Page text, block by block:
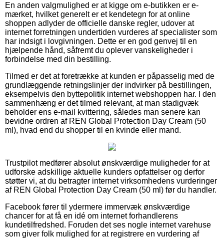
En anden valgmulighed er at kigge om e-butikken er e-
mærket, hvilket generelt er et kendetegn for at online
shoppen adlyder de officielle danske regler, udover at
internet forretningen undertiden vurderes af specialister som
har indsigt i lovgivningen. Dette er en god genvej til en
hjælpende hånd, såfremt du oplever vanskeligheder i
forbindelse med din bestilling.
Tilmed er det at foretrække at kunden er påpasselig med de
grundlæggende retningslinjer der indvirker på bestillingen,
eksempelvis den byttepolitik internet webshoppen har. I den
sammenhæng er det tilmed relevant, at man stadigvæk
beholder ens e-mail kvittering, således man senere kan
bevidne ordren af REN Global Protection Day Cream (50
ml), hvad end du shopper til en kvinde eller mand.
Trustpilot medfører absolut ønskværdige muligheder for at
udforske adskillige aktuelle kunders opfattelser og derfor
støtter vi, at du betragter internet virksomhedens vurderinger
af REN Global Protection Day Cream (50 ml) før du handler.
Facebook fører til ydermere immervæk ønskværdige
chancer for at få en idé om internet forhandlerens
kundetilfredshed. Foruden det ses nogle internet varehuse
som giver folk mulighed for at registrere en vurdering af